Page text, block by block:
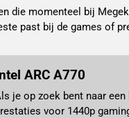
die momenteel bij
past bij de games of
ARC A770
je op zoek bent naar
voor 1440p